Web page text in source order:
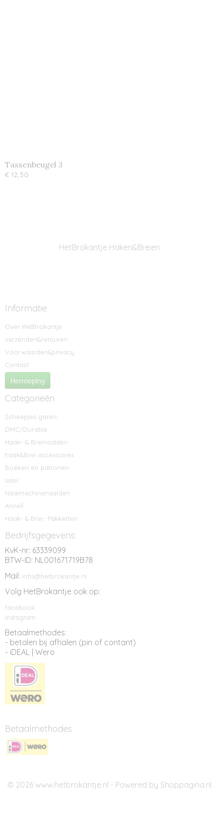
Tassenbeugel 3
€ 12,50
HetBrokantje Haken&Breien
Informatie
Over HetBrokantje
verzenden&retouren
Voorwaarden&privacy
Contact
Herroeping
Categorieën
Scheepjes garen
DMC/Durable
Haak- & Breinaalden
haak&Brei accessoires
Boeken en patronen
sale!
Naaimachinenaalden
Annell
Haak- & Brei- Pakketten
Bedrijfsgegevens:
KvK-nr: 63339099
BTW-ID: NL001671719B78
Mail: info@hetbrokantje.nl
Volg HetBrokantje ook op:
facebook
Instagram
Betaalmethodes:
- betalen bij afhalen (pin of contant)
- iDEAL | Wero
Betaalmethodes
© 2026 www.hetbrokantje.nl - Powered by Shoppagina.nl